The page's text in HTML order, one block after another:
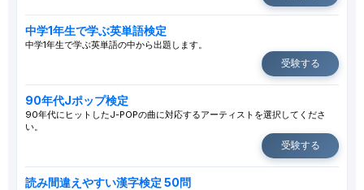
中学1年生で学ぶ英単語検定
中学1年生で学ぶ英単語の中から出題します。
受験する
90年代Jポップ検定
90年代にヒットしたJ-POPの曲に対応するアーティストを選択してくださ
い。
受験する
読み間違えやすい漢字検定 50問